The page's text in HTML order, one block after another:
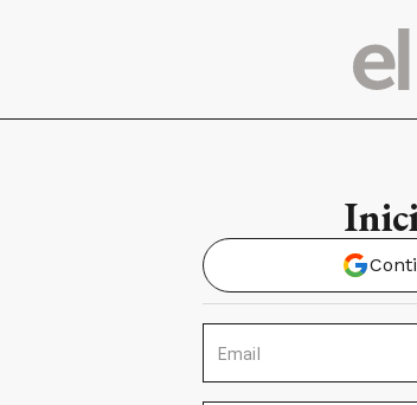
Email